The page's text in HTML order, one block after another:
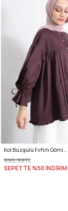
Kol Büzgülü Fırfırlı Gömlek Y0093 MÜRDÜM
998,99TL
SEPETTE %50 İNDİRİM